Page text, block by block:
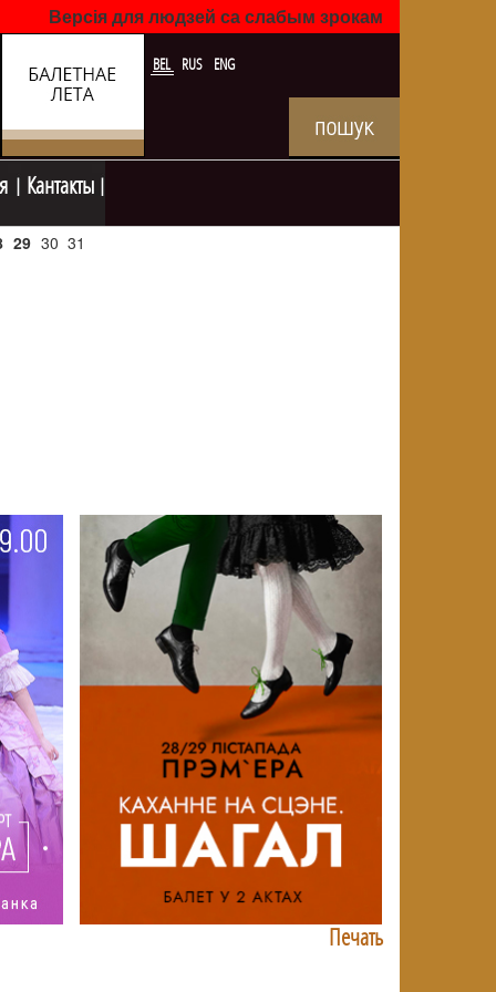
Версія для людзей са слабым зрокам
BEL RUS ENG
Кантакты
29 30 31
Печать